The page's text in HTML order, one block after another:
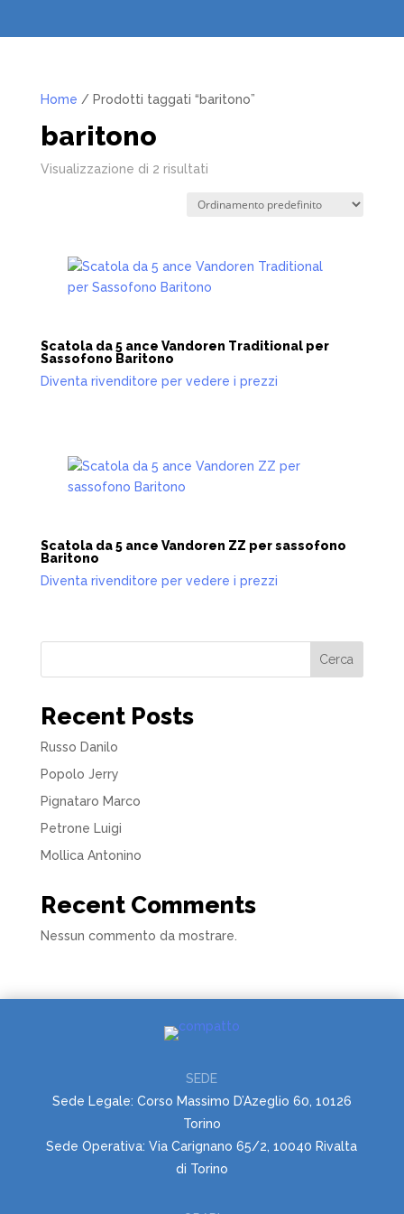
Home / Prodotti taggati “baritono”
baritono
Visualizzazione di 2 risultati
Scatola da 5 ance Vandoren Traditional per
Sassofono Baritono
Diventa rivenditore per vedere i prezzi
Scatola da 5 ance Vandoren ZZ per sassofono
Baritono
Diventa rivenditore per vedere i prezzi
Cerca
Recent Posts
Russo Danilo
Popolo Jerry
Pignataro Marco
Petrone Luigi
Mollica Antonino
Recent Comments
Nessun commento da mostrare.
SEDE
Sede Legale: Corso Massimo D’Azeglio 60, 10126
Torino
Sede Operativa: Via Carignano 65/2, 10040 Rivalta
di Torino